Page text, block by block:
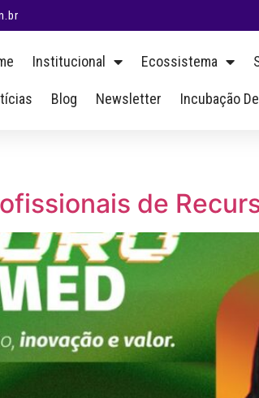
Institucional Ecossistema
Blog Newsletter Incubação
de